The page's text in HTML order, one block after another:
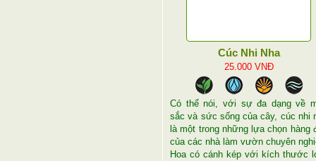
Cúc Nhi Nha
25.000 VNĐ
Có thể nói, với sự đa dạng về
sắc và sức sống của cây, cúc nhi
là một trong những lựa chọn hàng
của các nhà làm vườn chuyên
Hoa có cánh kép với kích thước